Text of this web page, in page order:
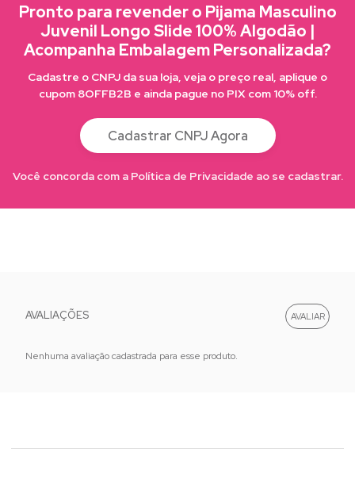
Pronto para revender o Pijama Masculino
Juvenil Longo Slide 100% Algodão |
Acompanha Embalagem Personalizada?
Cadastre o CNPJ da sua loja, veja o preço real, aplique o
cupom 8OFFB2B e ainda pague no PIX com 10% off.
Cadastrar CNPJ Agora
Você concorda com a Política de Privacidade ao se cadastrar.
AVALIAÇÕES
Nenhuma avaliação cadastrada para esse produto.